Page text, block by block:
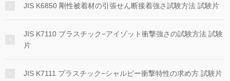
JIS K6850 剛性被着材の引張せん断接着強さ試験方法 試験片
JIS K7110 プラスチック−アイゾット衝撃強さの試験方法 試験
片
JIS K7111 プラスチック−シャルピー衝撃特性の求め方 試験片